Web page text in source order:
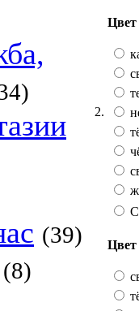
(39)
(8)
2.
Цвет
Цвет